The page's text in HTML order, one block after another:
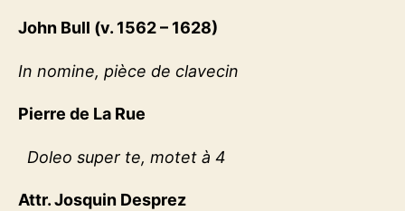
John Bull (v. 1562 – 1628)
In nomine, pièce de clavecin
Pierre de La Rue
Doleo super te, motet à 4
Attr. Josquin Desprez